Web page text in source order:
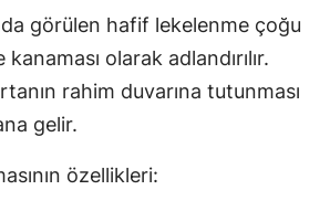
görülen hafif lekelenme çoğu
olarak adlandırılır.
rahim duvarına tutunması
gelir.
özellikleri: